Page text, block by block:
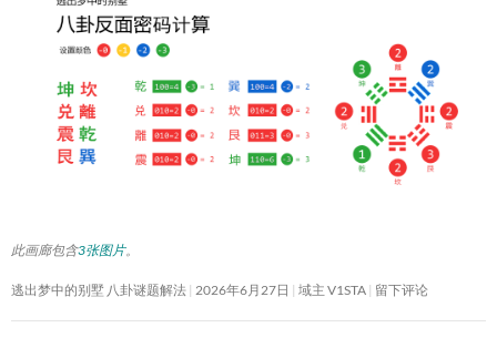
此画廊包含3张图片。
逃出梦中的别墅 八卦谜题解法 2026年6月27日 域主 V1STA 留下评论